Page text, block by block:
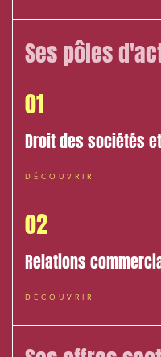
Ses pôles
01
Droit des sociétés
DÉCOUVRIR
02
Relations
DÉCOUVRIR
Relations
solidaire
Entreprises du